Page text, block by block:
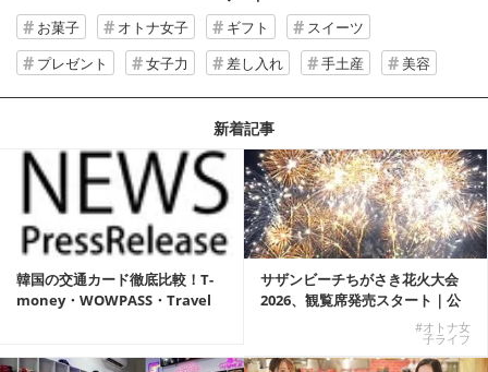
お菓子 オトナ女子 ギフト
スイーツ
プレゼント
女子力 差し入れ 手土産 美容
新着記事
韓国の交通カード徹底比較！T-
money・WOWPASS・Travel
サザンビーチちがさき花火大会
2026、観覧席発売スタート｜公
#オトナ女
子ライフ